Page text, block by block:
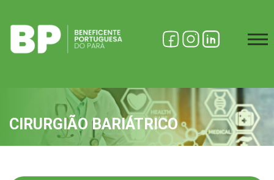
CIRURGIÃO BARIÁTRICO